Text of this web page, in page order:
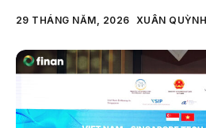
29 THÁNG NĂM, 2026 XUÂN QUỲNH